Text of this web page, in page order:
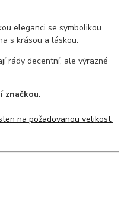
eleganci se symbolikou
s krásou a láskou.
rády decentní, ale výrazné
značkou.
na požadovanou velikost.